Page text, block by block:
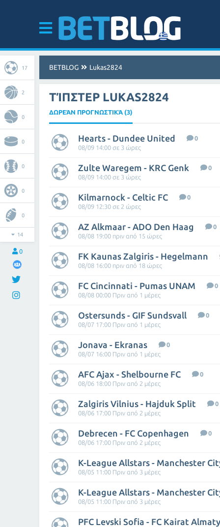
17
2
0
0
0
0
0
14
0
BETBLOG Lukas2824
ΤΊΠΣΤΕΡ LUKAS2824
ΔΩΡΕΆΝ ΠΡΟΓΝΩΣΤΙΚΆ (3)
Hearts - Dundee United
0
08/09 14:00 σε 3 ώρες
Zulte Waregem - KRC Genk
0
08/09 14:00 σε 3 ώρες
Kilmarnock - Celtic FC
0
08/09 12:30 σε 2 ώρες
AZ Alkmaar - ADO Den Haag
0
08/08 19:00 πριν από 15 ώρες
FK Kaunas Zalgiris - Hegelmann
08/08 16:00 πριν από 18 ώρες
FC Cincinnati - Pumas UNAM
0
08/08 00:00 Πριν από 1 μέρες
Ostersunds - GIF Sundsvall
0
08/07 17:00 Πριν από 1 μέρες
Jonava - Ekranas
0
08/07 16:00 Πριν από 1 μέρες
AFC Ajax - Shelbourne FC
0
08/06 18:00 Πριν από 2 μέρες
Zalgiris Vilnius - Hajduk Split
0
08/06 17:00 Πριν από 2 μέρες
Debrecen - FC Copenhagen
0
08/06 17:00 Πριν από 2 μέρες
K-League Allstars - Manchester
08/05 11:00 Πριν από 3 μέρες
K-League Allstars - Manchester
08/05 11:00 Πριν από 3 μέρες
PFC Levski Sofia - FC Kairat Almaty